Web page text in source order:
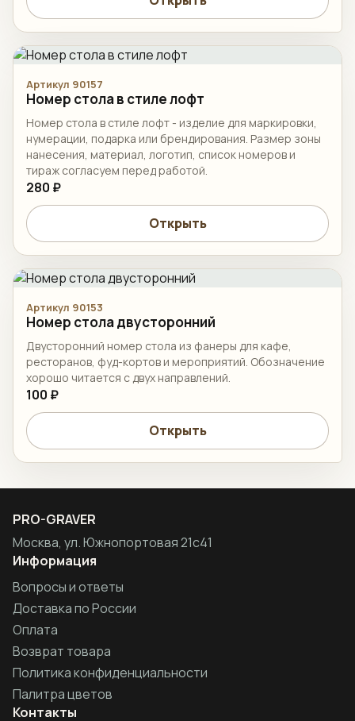
Артикул 90157
Номер стола в стиле лофт
Номер стола в стиле лофт - изделие для маркировки,
нумерации, подарка или брендирования. Размер зоны
нанесения, материал, логотип, список номеров и
тираж согласуем перед работой.
280 ₽
Открыть
Артикул 90153
Номер стола двусторонний
Двусторонний номер стола из фанеры для кафе,
ресторанов, фуд-кортов и мероприятий. Обозначение
хорошо читается с двух направлений.
100 ₽
Открыть
PRO-GRAVER
Москва, ул. Южнопортовая 21с41
Информация
Вопросы и ответы
Доставка по России
Оплата
Возврат товара
Политика конфиденциальности
Палитра цветов
Контакты